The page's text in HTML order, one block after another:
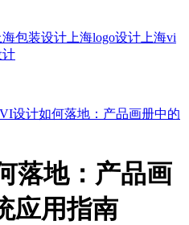
海包装设计 上海logo设计 上海vi
计
设计如何落地：产品画册中的
落地：产品画
应用指南